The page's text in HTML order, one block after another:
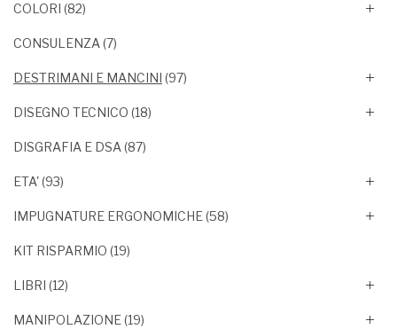
COLORI (82)
CONSULENZA (7)
DESTRIMANI E MANCINI (97)
DISEGNO TECNICO (18)
DISGRAFIA E DSA (87)
ETA'(93)
IMPUGNATURE ERGONOMICHE(58)
KIT RISPARMIO (19)
LIBRI (12)
MANIPOLAZIONE(19)